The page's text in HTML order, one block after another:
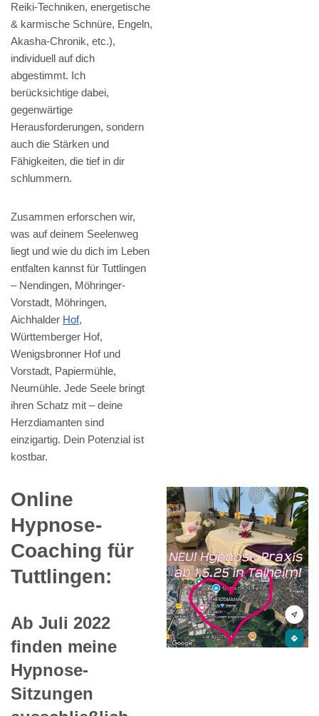
Reiki-Techniken, energetische
& karmische Schnüre, Engeln,
Akasha-Chronik, etc.),
individuell auf dich
abgestimmt. Ich
berücksichtige dabei,
gegenwärtige
Herausforderungen, sondern
auch die Stärken und
Fähigkeiten, die tief in dir
schlummern.
Zusammen erforschen wir,
was auf deinem Seelenweg
liegt und wie du dich im Leben
entfalten kannst für Tuttlingen
– Nendingen, Möhringer-
Vorstadt, Möhringen,
Aichhalder Hof,
Württemberger Hof,
Wenigsbronner Hof und
Vorstadt, Papiermühle,
Neumühle. Jede Seele bringt
ihren Schatz mit – deine
Herzdiamanten sind
einzigartig. Dein Potenzial ist
kostbar.
Online
Hypnose-
Coaching für
Tuttlingen:
Ab Juli 2022
finden meine
Hypnose-
Sitzungen